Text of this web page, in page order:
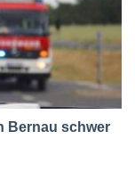
Bernau schwer